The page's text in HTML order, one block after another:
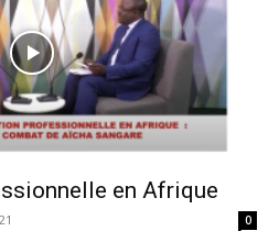
en Afrique
0